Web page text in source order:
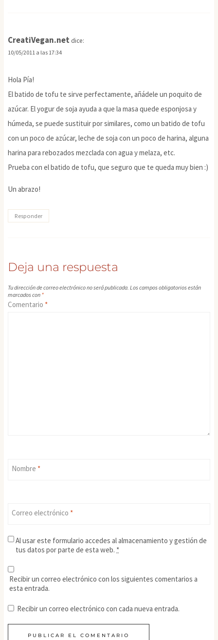
CreatiVegan.net dice:
10/05/2011 a las 17:34
Hola Pía!
El batido de tofu te sirve perfectamente, añádele un poquito de
azúcar. El yogur de soja ayuda a que la masa quede esponjosa y
húmeda, se puede sustituir por similares, como un batido de tofu
con un poco de azúcar, leche de soja con un poco de harina, alguna
harina para rebozados mezclada con agua y melaza, etc.
Prueba con el batido de tofu, que seguro que te queda muy bien :)
Un abrazo!
Responder
Deja una respuesta
Tu dirección de correo electrónico no será publicada. Los campos obligatorios están
marcados con *
Comentario *
Nombre *
Correo electrónico *
Al usar este formulario accedes al almacenamiento y gestión de
tus datos por parte de esta web. *
Recibir un correo electrónico con los siguientes comentarios a
esta entrada.
Recibir un correo electrónico con cada nueva entrada.